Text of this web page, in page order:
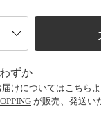
ずか
けについては こちら
が販売、発送い